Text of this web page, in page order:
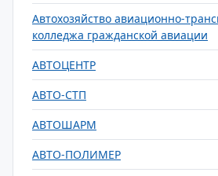
Автохозяйство авиационно-
колледжа гражданской авиации
АВТОЦЕНТР
АВТО-СТП
АВТОШАРМ
АВТО-ПОЛИМЕР